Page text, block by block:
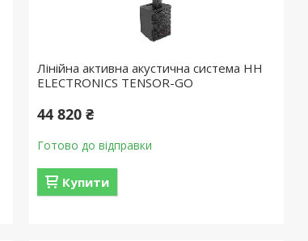
Лінійна активна акустична система HH
ELECTRONICS TENSOR-GO
44 820 ₴
Готово до відправки
Купити